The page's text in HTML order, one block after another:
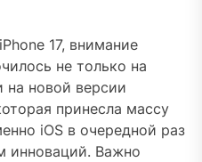
17, внимание
не только на
на новой версии
принесла массу
iOS в очередной раз
инноваций. Важно